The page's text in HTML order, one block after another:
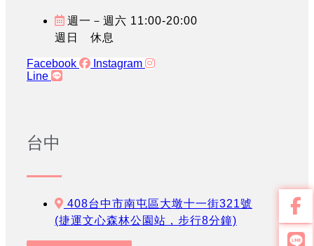
週一－週六 11:00-20:00
週日 休息
Facebook
Instagram
Line
台中
408台中市南屯區大墩十一街321號
(捷運文心森林公園站，步行8分鐘)